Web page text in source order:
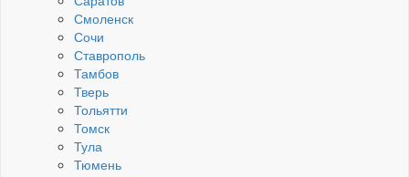
Смоленск
Сочи
Ставрополь
Тамбов
Тверь
Тольятти
Томск
Тула
Тюмень